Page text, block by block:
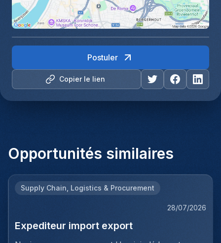
Copier le lien
Postuler
Opportunités similaires
Supply Chain, Logistics & Procurement
28/07/2026
Expediteur import export